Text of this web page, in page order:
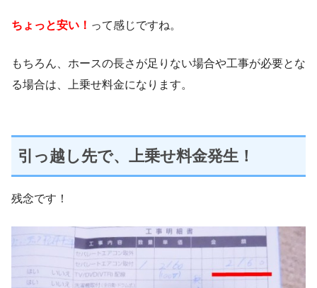
ちょっと安い！ って感じですね。
もちろん、ホースの長さが足りない場合や工事が必要とな
る場合は、上乗せ料金になります。
引っ越し先で、上乗せ料金発生！
残念です！